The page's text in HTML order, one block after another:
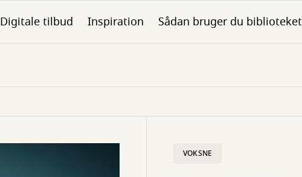
Digitale tilbud Inspiration Sådan bruger du biblioteket
VOKSNE